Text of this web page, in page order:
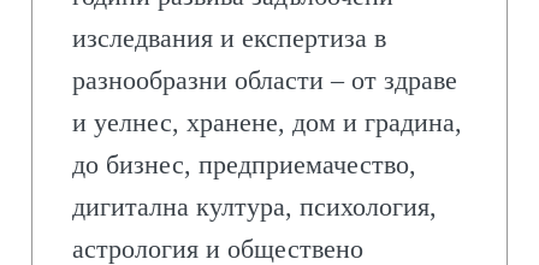
изследвания и експертиза в
разнообразни области – от здраве
и уелнес, хранене, дом и градина,
до бизнес, предприемачество,
дигитална култура, психология,
астрология и обществено